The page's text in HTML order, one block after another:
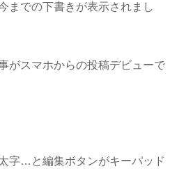
までの下書きが表示されまし
がスマホからの投稿デビューで
字…と編集ボタンがキーパッド